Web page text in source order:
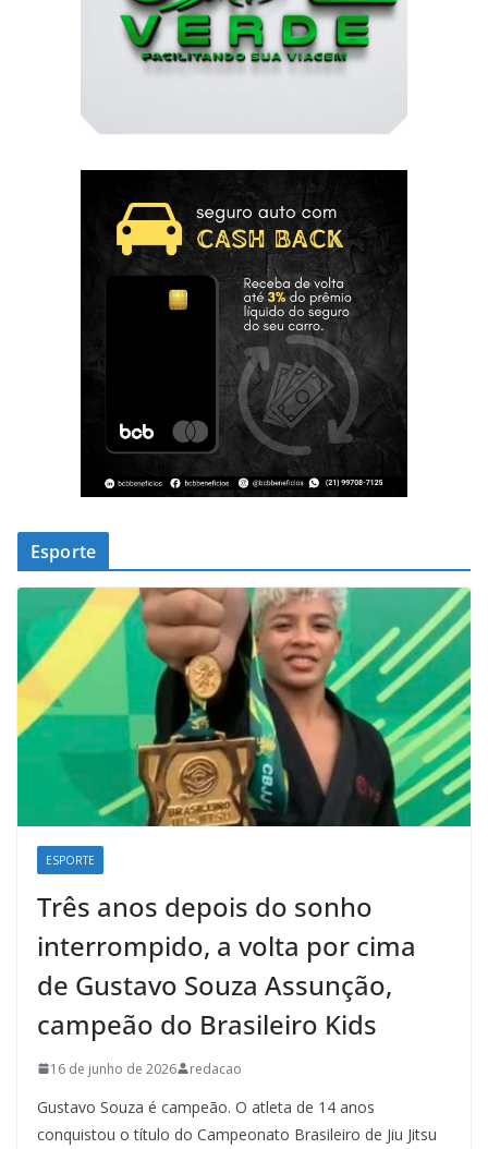
Esporte
ESPORTE
Três anos depois do sonho
interrompido, a volta por cima
de Gustavo Souza Assunção,
campeão do Brasileiro Kids
16 de junho de 2026 redacao
Gustavo Souza é campeão. O atleta de 14 anos
conquistou o título do Campeonato Brasileiro de Jiu Jitsu